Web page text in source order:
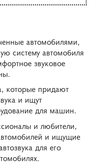
автомобилями,
систему автомобиля
звуковое
которые придают
и ищут
для машин.
и любители,
и ищущие
для его